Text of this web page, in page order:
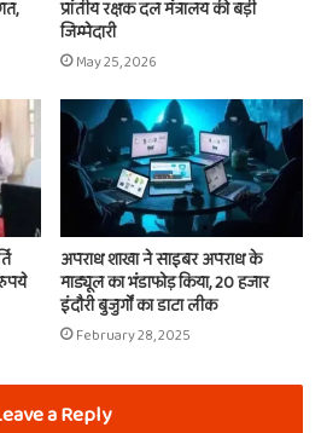
प्रांतीय रक्षक दल मंत्रालय की बड़ी
जिम्मेदारी
May 25, 2026
अपराध शाखा ने साइबर अपराध के
माड्यूल का भंडाफोड़ किया, 20 हजार
इंदौरी बुजुर्गों का डाटा लीक
February 28, 2025
a Reply